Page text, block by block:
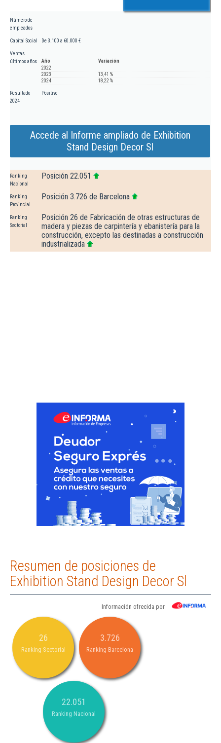
Número de
empleados
Capital Social De 3.100 a 60.000 €
Ventas
últimos años
Año
Variación
2022
2023
13,41 %
2024
18,22 %
Resultado
2024
Positivo
Accede al Informe ampliado de Exhibition
Stand Design Decor Sl
Ranking
Nacional
Posición 22.051
Ranking
Provincial
Posición 3.726 de Barcelona
Ranking
Sectorial
Posición 26 de Fabricación de otras estructuras de
madera y piezas de carpintería y ebanistería para la
construcción, excepto las destinadas a construcción
industrializada
Resumen de posiciones de
Exhibition Stand Design Decor Sl
Información ofrecida por
26
Ranking Sectorial
3.726
Ranking Barcelona
22.051
Ranking Nacional